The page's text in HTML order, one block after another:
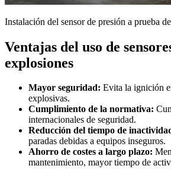
Instalación del sensor de presión a prueba
Ventajas del uso de
explosiones
Mayor seguridad: Evita la ignición
explosivas.
Cumplimiento de la normativa:
internacionales de seguridad.
Reducción del tiempo de
paradas debidas a equipos inseguros.
Ahorro de costes a largo plazo:
mantenimiento, mayor tiempo de